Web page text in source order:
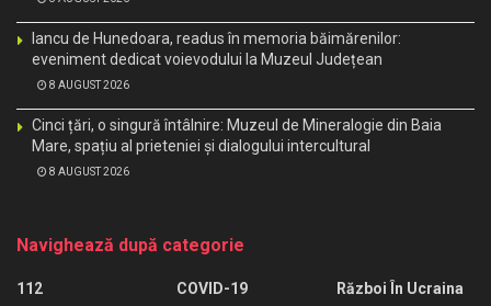
Iancu de Hunedoara, readus în memoria băimărenilor:
eveniment dedicat voievodului la Muzeul Județean
8 AUGUST 2026
Cinci țări, o singură întâlnire: Muzeul de Mineralogie din Baia
Mare, spațiu al prieteniei și dialogului intercultural
8 AUGUST 2026
Navighează după categorie
112
COVID-19
Război În Ucraina